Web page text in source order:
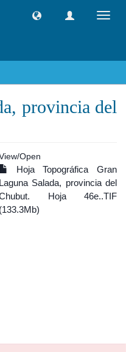
provincia del
Open
Hoja Topográfica Gran
Laguna Salada, provincia del
Hoja 46e..TIF
(133.3Mb)